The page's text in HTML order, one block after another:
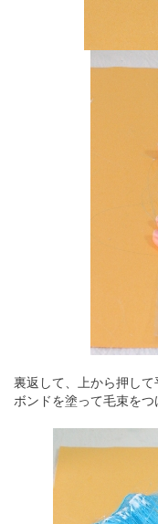
裏返して、上から押して
ボンドを塗って毛束をつ